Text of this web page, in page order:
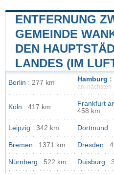
ENTFERNUNG
GEMEINDE
DEN
LANDES (IM
Berlin : 277 km Hamburg :
am nächsten
Köln : 417 km Frankfurt
458 km
Leipzig : 342 km Dortmund :
Bremen : 1371 km Dresden :
Nürnberg : 522 km Duisburg :